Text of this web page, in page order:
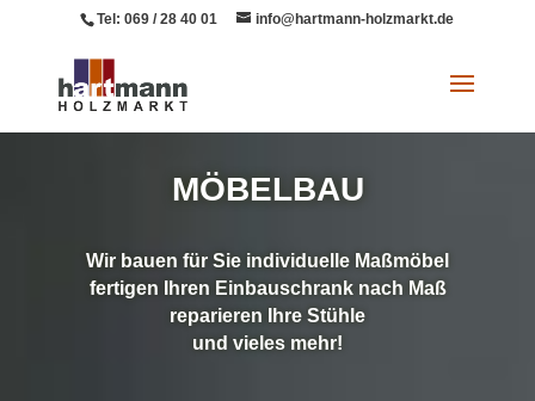
Tel: 069 / 28 40 01 info@hartmann-holzmarkt.de
MÖBELBAU
Wir bauen für Sie individuelle Maßmöbel
fertigen Ihren Einbauschrank nach Maß
reparieren Ihre Stühle
und vieles mehr!